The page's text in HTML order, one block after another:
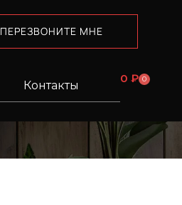
ПЕРЕЗВОНИТЕ МНЕ
Контакты
0 ₽ 0